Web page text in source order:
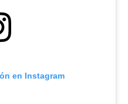
en Instagram